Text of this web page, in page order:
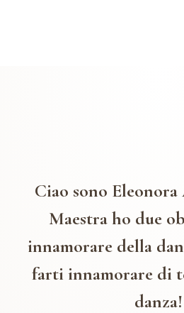
Ciao sono
Maestra ho due
innamorare della
farti innamorare di
danza!